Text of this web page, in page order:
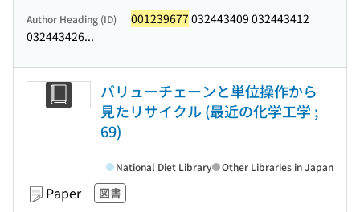
Author Heading (ID) 001239677 032443409 032443412
032443426...
バリューチェーンと単位操作から
見たリサイクル (最近の化学工学 ;
69)
Paper 図書
National Diet Library Other Libraries in Japan